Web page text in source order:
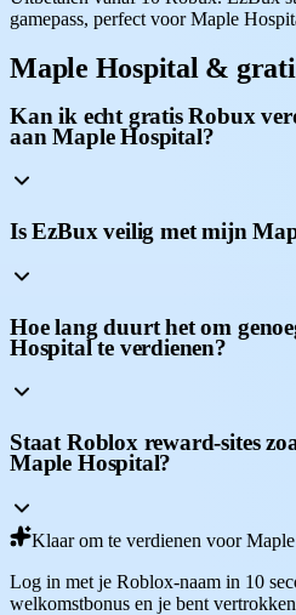
gamepass, perfect voor Maple
Maple Hospital &
Kan ik echt gratis Robux
aan Maple Hospital?
Is EzBux veilig met mijn
Hoe lang duurt het om
Hospital te verdienen?
Staat Roblox reward-sites
Maple Hospital?
Klaar om te verdienen voor
Log in met je Roblox-naam in 10
welkomstbonus en je bent